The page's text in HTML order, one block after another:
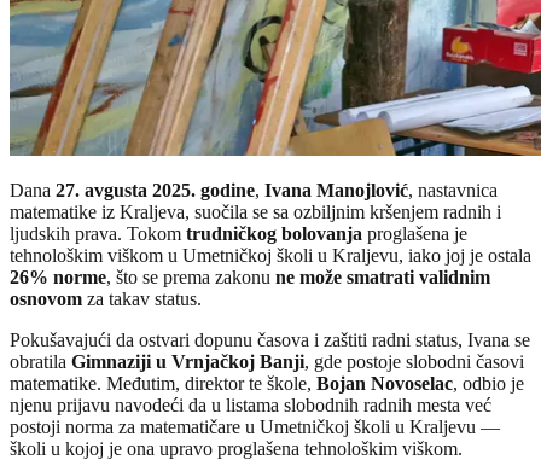
Dana 27. avgusta 2025. godine, Ivana Manojlović, nastavnica
matematike iz Kraljeva, suočila se sa ozbiljnim kršenjem radnih i
ljudskih prava. Tokom trudničkog bolovanja proglašena je
tehnološkim viškom u Umetničkoj školi u Kraljevu, iako joj je ostala
26% norme, što se prema zakonu ne može smatrati validnim
osnovom za takav status.
Pokušavajući da ostvari dopunu časova i zaštiti radni status, Ivana se
obratila Gimnaziji u Vrnjačkoj Banji, gde postoje slobodni časovi
matematike. Međutim, direktor te škole, Bojan Novoselac, odbio je
njenu prijavu navodeći da u listama slobodnih radnih mesta već
postoji norma za matematičare u Umetničkoj školi u Kraljevu —
školi u kojoj je ona upravo proglašena tehnološkim viškom.